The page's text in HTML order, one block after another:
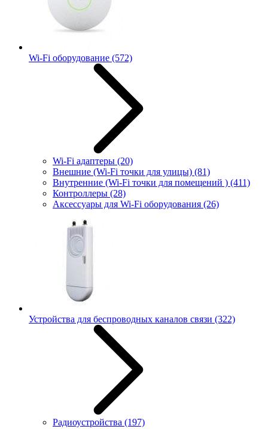
Wi-Fi оборудование (572)
Wi-Fi адаптеры (20)
Внешние (Wi-Fi точки для улицы) (81)
Внутренние (Wi-Fi точки для помещений ) (411)
Контроллеры (28)
Аксессуары для Wi-Fi оборудования (26)
Устройства для беспроводных каналов связи (322)
Радиоустройства (197)